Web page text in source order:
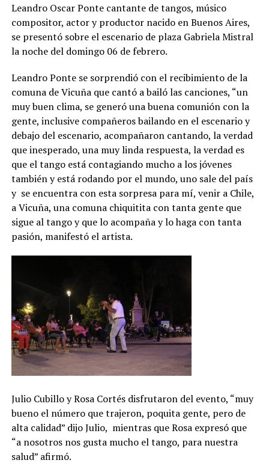
Leandro Oscar Ponte cantante de tangos, músico
compositor, actor y productor nacido en Buenos Aires,
se presentó sobre el escenario de plaza Gabriela Mistral
la noche del domingo 06 de febrero.
Leandro Ponte se sorprendió con el recibimiento de la
comuna de Vicuña que cantó a bailó las canciones, “un
muy buen clima, se generó una buena comunión con la
gente, inclusive compañeros bailando en el escenario y
debajo del escenario, acompañaron cantando, la verdad
que inesperado, una muy linda respuesta, la verdad es
que el tango está contagiando mucho a los jóvenes
también y está rodando por el mundo, uno sale del país
y se encuentra con esta sorpresa para mí, venir a Chile,
a Vicuña, una comuna chiquitita con tanta gente que
sigue al tango y que lo acompaña y lo haga con tanta
pasión, manifestó el artista.
Julio Cubillo y Rosa Cortés disfrutaron del evento, “muy
bueno el número que trajeron, poquita gente, pero de
alta calidad” dijo Julio, mientras que Rosa expresó que
“a nosotros nos gusta mucho el tango, para nuestra
salud” afirmó.